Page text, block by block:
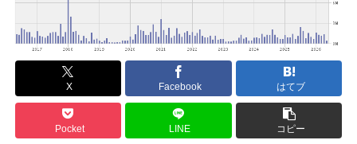
X Facebook はてブ
Pocket LINE コピー